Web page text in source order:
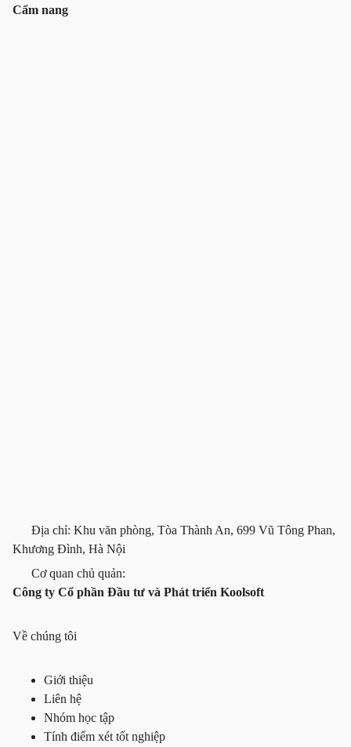
Cẩm nang
Địa chỉ: Khu văn phòng, Tòa Thành An, 699 Vũ Tông Phan,
Khương Đình, Hà Nội
Cơ quan chủ quản:
Công ty Cổ phần Đầu tư và Phát triển Koolsoft
Về chúng tôi
Giới thiệu
Liên hệ
Nhóm học tập
Tính điểm xét tốt nghiệp